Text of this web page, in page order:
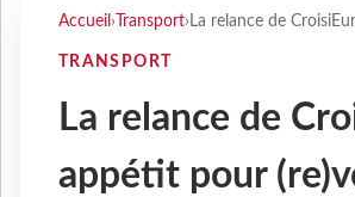
Accueil › Transport› La relance de
TRANSPORT
La relance de
appétit pour